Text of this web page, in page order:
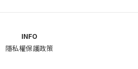
INFO
隱私權保護政策